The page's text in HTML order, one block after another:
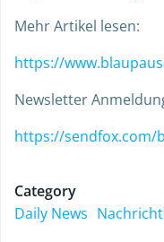
Mehr Artikel lesen:
https://
Newsletter
https://sendfox.com/
Category
Daily News